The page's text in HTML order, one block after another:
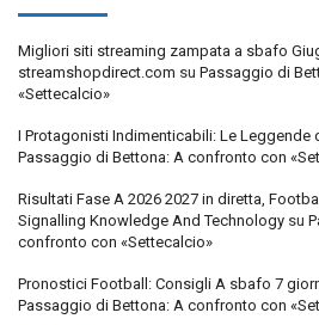
Migliori siti streaming zampata a sbafo
streamshopdirect.com su Passaggio di
«Settecalcio»
I Protagonisti Indimenticabili: Le Leggende
Passaggio di Bettona: A confronto con
Risultati Fase A 2026 2027 in diretta,
Signalling Knowledge And Technology su
confronto con «Settecalcio»
Pronostici Football: Consigli A sbafo 7
Passaggio di Bettona: A confronto con